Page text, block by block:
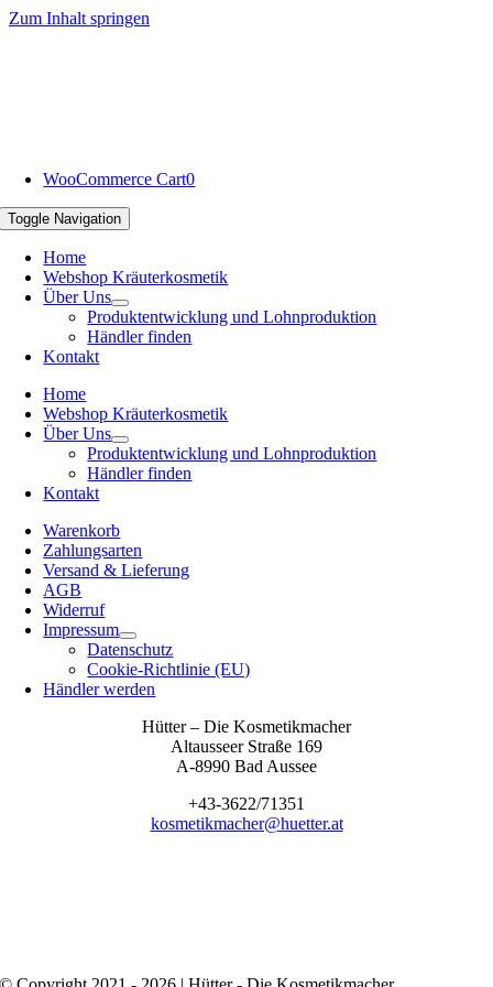
Zum Inhalt springen
WooCommerce Cart0
Toggle Navigation
Home
Webshop Kräuterkosmetik
Über Uns
Produktentwicklung und Lohnproduktion
Händler finden
Kontakt
Home
Webshop Kräuterkosmetik
Über Uns
Produktentwicklung und Lohnproduktion
Händler finden
Kontakt
Warenkorb
Zahlungsarten
Versand & Lieferung
AGB
Widerruf
Impressum
Datenschutz
Cookie-Richtlinie (EU)
Händler werden
Hütter – Die Kosmetikmacher
Altausseer Straße 169
A-8990 Bad Aussee
+43-3622/71351
kosmetikmacher@huetter.at